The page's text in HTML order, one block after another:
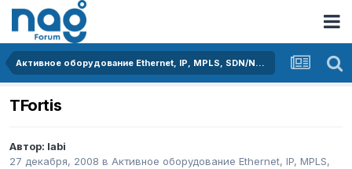
Активное оборудование Ethernet, IP, MPLS, SDN/NFV...
TFortis
Автор: labi
27 декабря, 2008 в Активное оборудование Ethernet, IP, MPLS,